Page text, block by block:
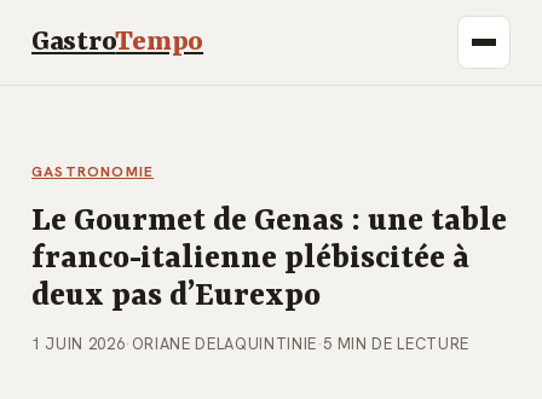
GastroTempo
GASTRONOMIE
Le Gourmet de Genas : une table
franco-italienne plébiscitée à
deux pas d’Eurexpo
1 JUIN 2026· ORIANE DELAQUINTINIE·5 MIN DE LECTURE